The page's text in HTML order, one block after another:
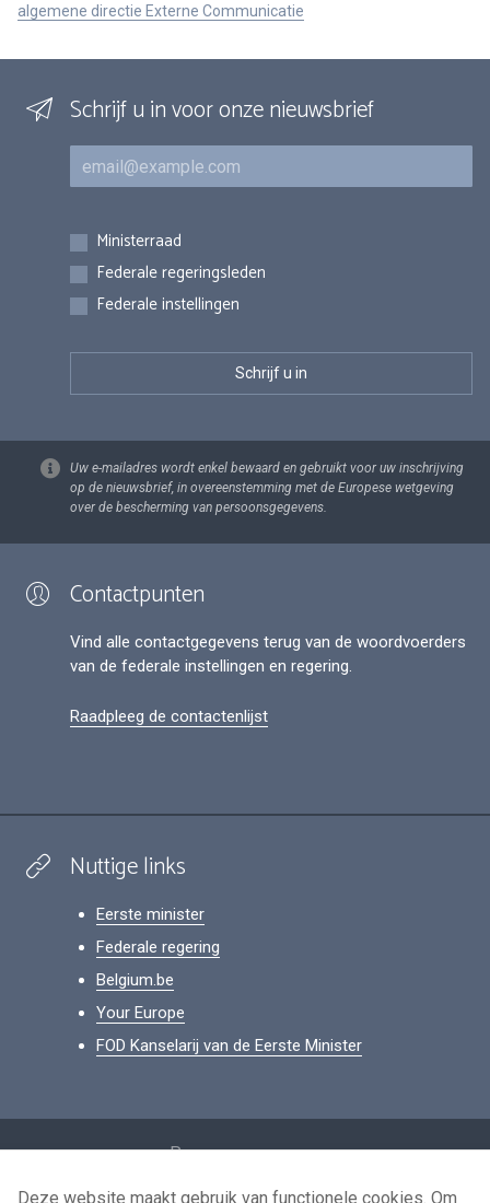
algemene directie Externe Communicatie
Schrijf u in voor onze nieuwsbrief
E-mail
Inschrijvingen
Ministerraad
Federale regeringsleden
Federale instellingen
Uw e-mailadres wordt enkel bewaard en gebruikt voor uw inschrijving
op de nieuwsbrief, in overeenstemming met de Europese wetgeving
over de bescherming van persoonsgegevens.
Contactpunten
Vind alle contactgegevens terug van de woordvoerders
van de federale instellingen en regering.
Raadpleeg de contactenlijst
Nuttige links
Eerste minister
Federale regering
Belgium.be
Your Europe
FOD Kanselarij van de Eerste Minister
Persoonsgegevens
Voorwaarden voor het hergebruik
Deze website maakt gebruik van functionele cookies. Om